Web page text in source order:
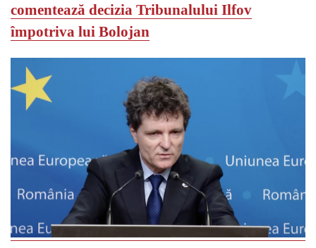
comentează decizia Tribunalului Ilfov
împotriva lui Bolojan